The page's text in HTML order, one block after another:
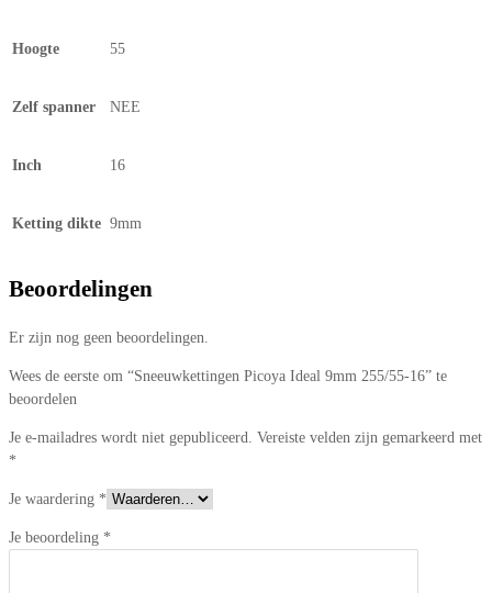
Hoogte 55
Zelf spanner NEE
Inch 16
Ketting dikte 9mm
Beoordelingen
Er zijn nog geen beoordelingen.
Wees de eerste om “Sneeuwkettingen Picoya Ideal 9mm 255/55-16” te
beoordelen
Je e-mailadres wordt niet gepubliceerd. Vereiste velden zijn gemarkeerd met
*
Je waardering *
Je beoordeling *